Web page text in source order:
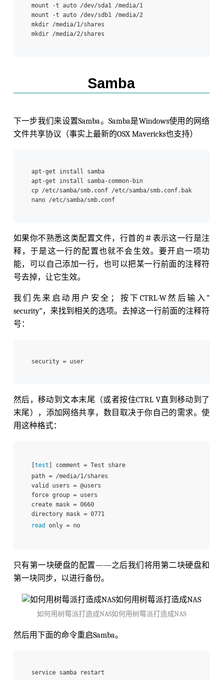
mount -t auto /dev/sda1 /media/1
mount -t auto /dev/sdb1 /media/2
mkdir /media/1/shares
Samba
下一步我们来设置Samba。Samba是Windows使用的网络
文件共享协议（事实上最新的OSX Mavericks也支持）
apt-get install samba
apt-get install samba-common-bin
cp /etc/samba/smb.conf /etc/samba/smb.conf.bak
nano /etc/samba/smb.conf
如果你不熟悉这类配置文件，行首的＃表示这一行是注
释，于是这一行的配置也就不会生效。要开启一项功
能，可以自己添加一行，也可以把某一行前面的注释符
号去掉，让它生效。
我们先来启动用户安全；按下CTRL-W然后输入”
security”，来找到相关的选项。去掉这一行前面的注释符
号：
security = user
然后，移动到文本末尾（或者按住CTRL V直到移动到了
末尾），添加网络共享，数目取决于你自己的需求。使
用这种格式：
[test ] comment = Test share
path = /media/1/shares
valid users = @users
force group = users
create mask = 0660
directory mask = 0771
read
only = no
只有第一块硬盘的配置——之后我们将用第二块硬盘和
第一块同步，以进行备份。
如何用树莓派打造成NAS如何用树莓派打造成NAS
然后用下面的命令重启Samba。